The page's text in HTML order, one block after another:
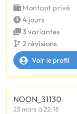
Montant privé
4 jours
3 variantes
2 révisions
Voir le profil
NOON_31130
23 mars à 22:18